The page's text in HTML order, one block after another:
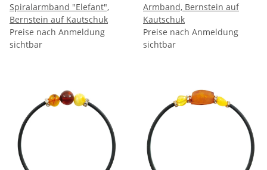
Spiralarmband "Elefant",
Bernstein auf Kautschuk
Preise nach Anmeldung
sichtbar
Armband, Bernstein auf
Kautschuk
Preise nach Anmeldung
sichtbar